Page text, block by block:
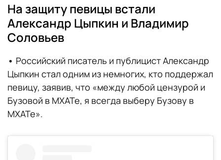
На защиту певицы встали
Александр Цыпкин и Владимир
Соловьев
• Российский писатель и публицист Александр
Цыпкин стал одним из немногих, кто поддержал
певицу, заявив, что «между любой цензурой и
Бузовой в МХАТе, я всегда выберу Бузову в
МХАТе».